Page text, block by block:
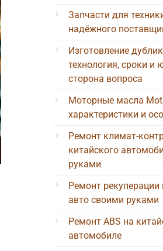
Запчасти для
надёжного
Изготовление
технология, сроки и
сторона вопроса
Моторные масла
характеристики и
Ремонт климат-
китайского
руками
Ремонт рекуперации
авто своими руками
Ремонт ABS на
автомобиле